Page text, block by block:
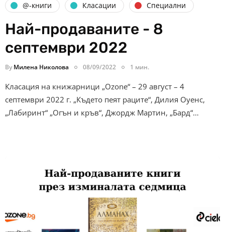
@-книги Класации Специални
Най-продаваните - 8
септември 2022
By Милена Николова 08/09/2022 1 мин.
Класация на книжарници „Ozone“ – 29 август – 4
септември 2022 г. „Където пеят раците“, Дилия Оуенс,
„Лабиринт“ „Огън и кръв“, Джордж Мартин, „Бард“…